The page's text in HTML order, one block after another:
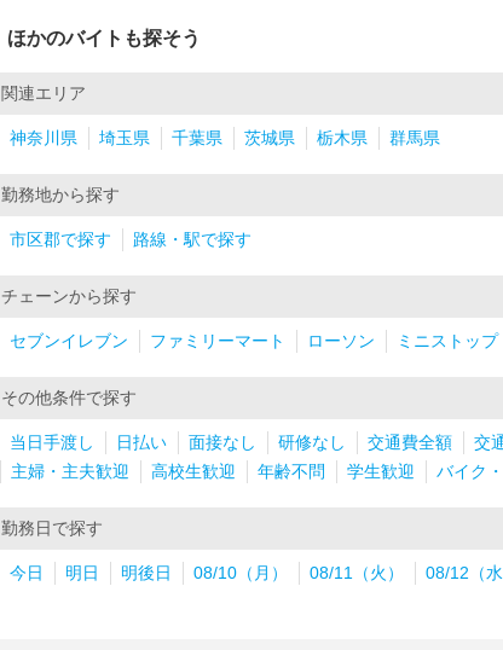
ほかのバイトも探そう
関連エリア
神奈川県 埼玉県 千葉県 茨城県 栃木県 群馬県
勤務地から探す
市区郡で探す 路線・駅で探す
チェーンから探す
セブンイレブン ファミリーマート ローソン ミニストップ
その他条件で探す
当日手渡し 日払い 面接なし 研修なし 交通費全額 交
主婦・主夫歓迎
高校生歓迎 年齢不問 学生歓迎 バイク
勤務日で探す
今日 明日 明後日 08/10（月） 08/11（火） 08/12（水